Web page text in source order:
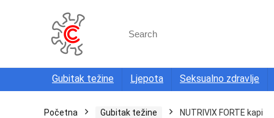
for:
Gubitak težine Ljepota Seksualno zdravlje
Početna Gubitak težine NUTRIVIX FORTE kapi